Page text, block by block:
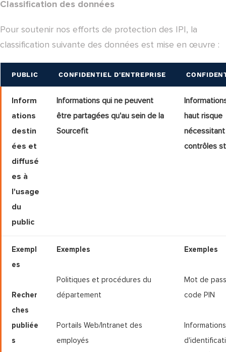
Classification des données
Pour soutenir nos efforts de protection des IPI, la
classification suivante des données est mise en œuvre :
PUBLIC CONFIDENTIEL D'ENTREPRISE
Inform
ations
destin
ées et
diffusé
es à
l'usage
du
public
Informations qui ne peuvent
être partagées qu'au sein de la
Sourceﬁt
haut risque
contrôles
Exempl
es
Recher
ches
publiée
s
Exemples
Politiques et procédures du
département
Portails Web/Intranet des
employés
Exemples
Mot de
code PIN
Informations